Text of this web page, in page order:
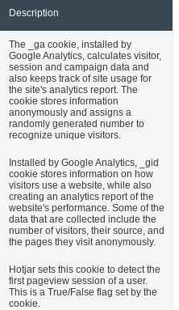
Description
The _ga cookie, installed by
Google Analytics, calculates visitor,
session and campaign data and
also keeps track of site usage for
the site's analytics report. The
cookie stores information
anonymously and assigns a
randomly generated number to
recognize unique visitors.
Installed by Google Analytics, _gid
cookie stores information on how
visitors use a website, while also
creating an analytics report of the
website's performance. Some of the
data that are collected include the
number of visitors, their source, and
the pages they visit anonymously.
Hotjar sets this cookie to detect the
first pageview session of a user.
This is a True/False flag set by the
cookie.